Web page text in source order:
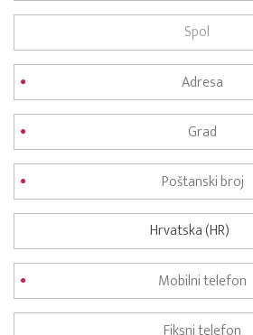
Spol
Hrvatska (HR)